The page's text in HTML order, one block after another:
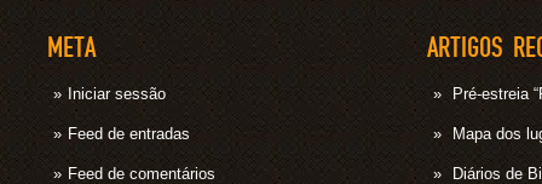
META
Iniciar sessão
Feed de entradas
Feed de comentários
ARTIGOS
Pré-estreia
Mapa dos
Diários de